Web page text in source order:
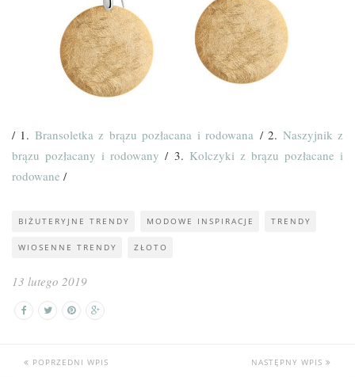
/ 1. Bransoletka z brązu pozłacana i rodowana / 2. Naszyjnik z
brązu pozłacany i rodowany / 3. Kolczyki z brązu pozłacane i
rodowane /
BIŻUTERYJNE TRENDY MODOWE INSPIRACJE TRENDY
WIOSENNE TRENDY ZŁOTO
13 lutego 2019
POPRZEDNI WPIS NASTĘPNY WPIS